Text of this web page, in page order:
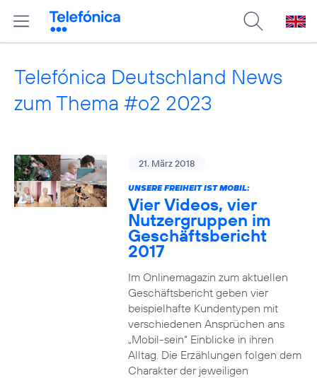
Telefónica Deutschland News
zum Thema #o2 2023
21. März 2018
UNSERE FREIHEIT IST MOBIL:
Vier Videos, vier
Nutzergruppen im
Geschäftsbericht
2017
Im Onlinemagazin zum aktuellen
Geschäftsbericht geben vier
beispielhafte Kundentypen mit
verschiedenen Ansprüchen ans
„Mobil-sein“ Einblicke in ihren
Alltag. Die Erzählungen folgen dem
Charakter der jeweiligen